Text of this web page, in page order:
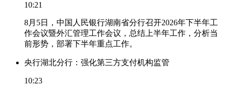
10:21
8月5日，中国人民银行湖南省分行召开2026年下半年工
作会议暨外汇管理工作会议，总结上半年工作，分析当
前形势，部署下半年重点工作。
央行湖北分行：强化第三方支付机构监管
10:23